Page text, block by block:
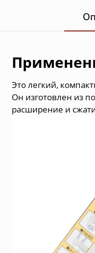
Это легкий,
Он изготовлен из
расширение и